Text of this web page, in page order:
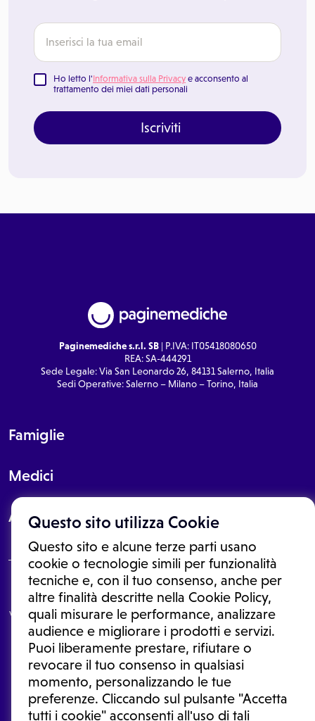
Questo sito utilizza Cookie
Questo sito e alcune terze parti usano
cookie o tecnologie simili per funzionalità
tecniche e, con il tuo consenso, anche per
altre finalità descritte nella Cookie Policy,
quali misurare le performance, analizzare
audience e migliorare i prodotti e servizi.
Puoi liberamente prestare, rifiutare o
revocare il tuo consenso in qualsiasi
momento, personalizzando le tue
preferenze. Cliccando sul pulsante "Accetta
tutti i cookie" acconsenti all'uso di tali
Ho letto l'Informativa sulla Privacy e acconsento al
trattamento dei miei dati personali
Iscriviti
Paginemediche s.r.l. SB| P.IVA: IT05418080650
REA: SA-444291
Sede Legale: Via San Leonardo 26, 84131 Salerno, Italia
Sedi Operative: Salerno – Milano – Torino, Italia
Famiglie
Medici
About
Le informazioni proposte in questo sito non sono un consulto medico.
In nessun caso, queste informazioni sostituiscono un consulto, una
visita o una diagnosi formulata dal medico. Non si devono considerare
le informazioni disponibili come suggerimenti per la formulazione di
una diagnosi, la determinazione di un trattamento o l'assunzione o
sospensione di un farmaco senza prima consultare un medico di
medicina generale o uno specialista.
Condizioni di utilizzo|Privacy Policy |Gestione cookie
Ⓒ 2025 | Tutti i diritti riservati.